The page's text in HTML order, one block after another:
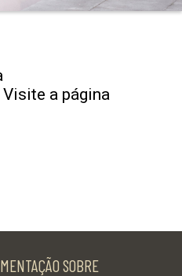
a página
SOBRE